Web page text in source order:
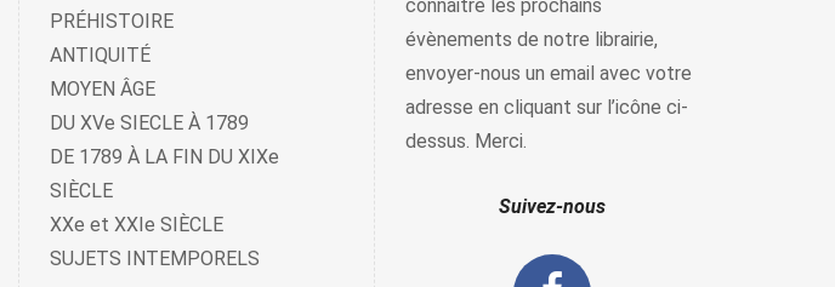
PRÉHISTOIRE
ANTIQUITÉ
MOYEN ÂGE
DU XVe SIECLE À 1789
DE 1789 À LA FIN DU XIXe
SIÈCLE
XXe et XXIe SIÈCLE
SUJETS INTEMPORELS
connaitre les prochains
évènements de notre librairie,
envoyer-nous un email avec votre
adresse en cliquant sur l’icône ci-
dessus. Merci.
Suivez-nous